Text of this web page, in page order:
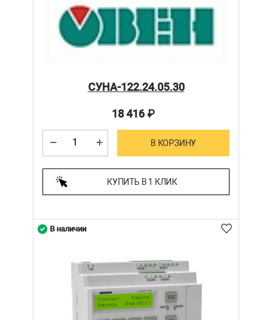
СУНА-122.24.05.30
18 416₽
В КОРЗИНУ
КУПИТЬ В 1 КЛИК
В наличии